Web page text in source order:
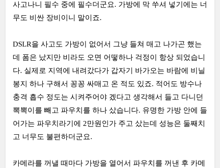
사고나니 필수 중에 필수더군요. 가방에 막 쑤셔 넣기에는 너
무도 비싼 장비이니 말이죠.
DSLR을 사고도 가방이 없어서 그냥 들쳐 매고 나가곤 했는
데 폼은 났지만 비라도 오면 어떻하나 걱정이 항상 되었습니
다. 실제로 지역에 내려갔다가 갑자기 바가오는 바람에 비닐
봉지 하나 구해서 꽁꽁 싸매고 온 적도 있죠. 적어도 방수나
충격 흡수 정도는 시켜주어야 겠다고 생각해서 들고 다니던
뽁뽁이를 빼고 파우치를 하나 샀습니다. 유명한 가방 안에 들
어가는 파우치라기에 2만원인가 주고 샀는데 성능은 둘째치
고 너무도 불편하더군요.
카메라를 꺼낼 때마다 가방을 열어서 파우치를 꺼낸 후 카메